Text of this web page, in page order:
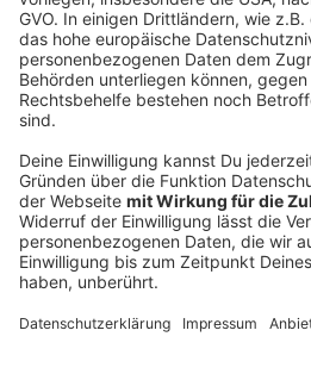
Weniger städtische
Woche in Düsseldorf
Karte mit Teststationen und
Düsseldorf
ANTENNE-Liveticker zu
Anzeige